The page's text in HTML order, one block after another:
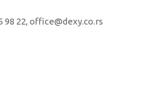
98 22, office@dexy.co.rs